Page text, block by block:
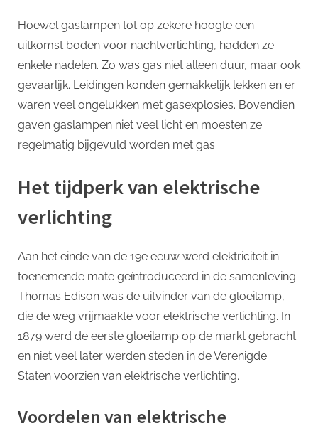
Hoewel gaslampen tot op zekere hoogte een
uitkomst boden voor nachtverlichting, hadden ze
enkele nadelen. Zo was gas niet alleen duur, maar ook
gevaarlijk. Leidingen konden gemakkelijk lekken en er
waren veel ongelukken met gasexplosies. Bovendien
gaven gaslampen niet veel licht en moesten ze
regelmatig bijgevuld worden met gas.
Het tijdperk van elektrische
verlichting
Aan het einde van de 19e eeuw werd elektriciteit in
toenemende mate geïntroduceerd in de samenleving.
Thomas Edison was de uitvinder van de gloeilamp,
die de weg vrijmaakte voor elektrische verlichting. In
1879 werd de eerste gloeilamp op de markt gebracht
en niet veel later werden steden in de Verenigde
Staten voorzien van elektrische verlichting.
Voordelen van elektrische